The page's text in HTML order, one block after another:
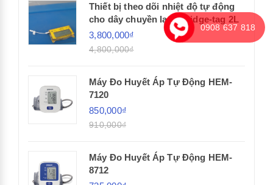
Thiết bị theo dõi nhiệt độ tự động
cho dây chuyền lạnh Fridge-tag 2L
3,800,000₫
4,800,000₫
Máy Đo Huyết Áp Tự Động HEM-
7120
850,000₫
910,000₫
Máy Đo Huyết Áp Tự Động HEM-
8712
0908 637 818